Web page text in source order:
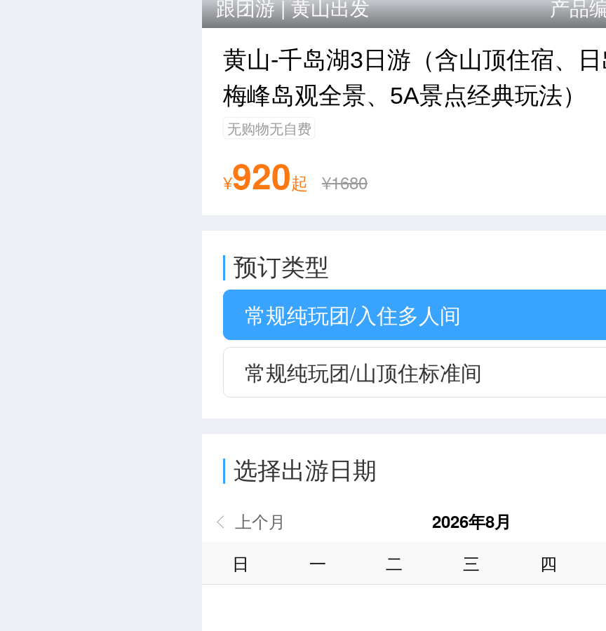
跟团游 |黄山出发 产品
黄山-千岛湖3日游（含山顶住宿、日
梅峰岛观全景、5A景点经典玩法）
无购物无自费
¥920起 ¥1680
预订类型
常规纯玩团/入住多人间
常规纯玩团/山顶住标准间
选择出游日期
2026年8月
日 一 二 三 四